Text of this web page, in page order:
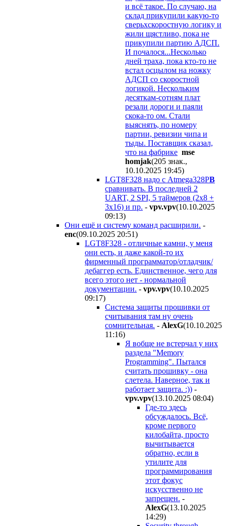
и всё такое. По случаю, на
склад прикупили какую-то
сверьхскоростную логику и
жили щястливо, пока не
прикупили партию АДСП.
И почалося...Несколько
дней траха, пока кто-то не
встал осцылом на ножку
АДСП со скоростной
логикой. Нескольким
десяткам-сотням плат
резали дороги и паяли
скока-то ом. Стали
выяснять, по номеру
партии, ревизии чипа и
тыды. Поставщик сказал,
что на фабрике mse
homjak(205 знак.,
10.10.2025 19:45)
LGT8F328 надо с Atmega328PB
сравнивать. В последней 2
UART, 2 SPI, 5 таймеров (2х8 +
3х16) и пр. - vpv.vpv(10.10.2025
09:13)
Они ещё и систему команд расширили. -
enc(09.10.2025 20:51)
LGT8F328 - отличные камни, у меня
они есть, и даже какой-то их
фирменный программатор/отладчик/
дебаггер есть. Единственное, чего для
всего этого нет - нормальной
документации. - vpv.vpv(10.10.2025
09:17)
Система защиты прошивки от
считывания там ну очень
сомнительная. - AlexG(10.10.2025
11:16)
Я вобще не встерчал у них
раздела "Memory
Programming". Пытался
считать прошивку - она
слетела. Наверное, так и
работает защита. :)) -
vpv.vpv(13.10.2025 08:04)
Где-то здесь
обсуждалось. Всё,
кроме первого
килобайта, просто
вычитывается
обратно, если в
утилите для
программирования
этот фокус
искусственно не
запрещен. -
AlexG(13.10.2025
14:29)